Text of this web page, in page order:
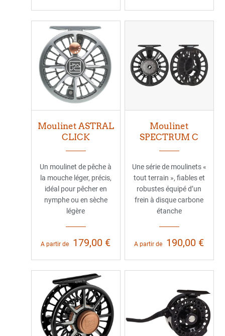
Moulinet ASTRAL
CLICK
Un moulinet de pêche à
la mouche léger, précis,
idéal pour pêcher en
nymphe ou en sèche
légère
A partir de 179,00 €
Moulinet
SPECTRUM C
Une série de moulinets «
tout terrain », fiables et
robustes équipé d’un
frein à disque carbone
étanche
A partir de 190,00 €